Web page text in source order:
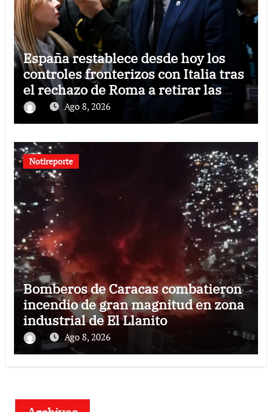
España restablece desde hoy los
controles fronterizos con Italia tras
el rechazo de Roma a retirar las
restricciones
Ago 8, 2026
Notireporte
Bomberos de Caracas combatieron
incendio de gran magnitud en zona
industrial de El Llanito
Ago 8, 2026